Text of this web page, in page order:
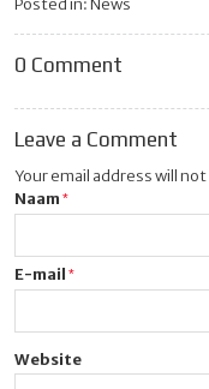
Posted in:News
0 Comment
Leave a Comment
Your email address will
Naam
E-mail
Website